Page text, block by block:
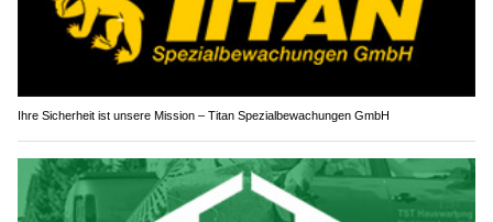
Ihre Sicherheit ist unsere Mission – Titan Spezialbewachungen GmbH